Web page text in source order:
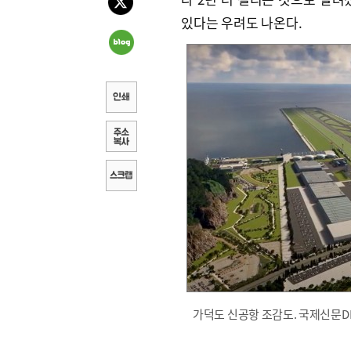
있다는 우려도 나온다.
가덕도 신공항 조감도. 국제신문